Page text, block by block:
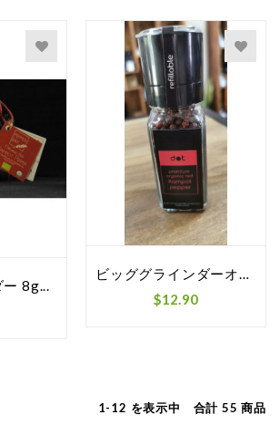
ー 8g...
ビッググラインダーオーガニックレッドカンポッ...
$12.90
1-12 を表示中 合計 55 商品